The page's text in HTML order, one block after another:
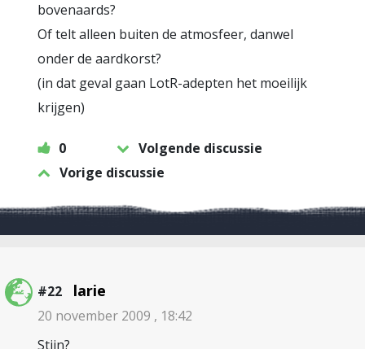
bovenaards?
Of telt alleen buiten de atmosfeer, danwel
onder de aardkorst?
(in dat geval gaan LotR-adepten het moeilijk
krijgen)
0
Volgende discussie
Vorige discussie
#22 larie
20 november 2009 , 18:42
Stijn?